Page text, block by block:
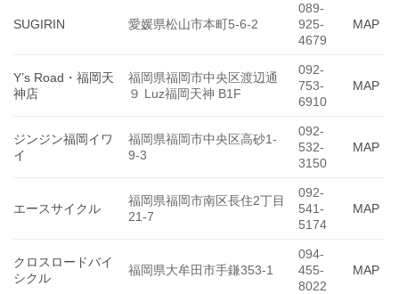
SUGIRIN 愛媛県松山市本町5-6-2
089-
925-
4679
MAP
Y’s Road・福岡天
神店
福岡県福岡市中央区渡辺通
９ Luz福岡天神 B1F
092-
753-
6910
MAP
ジンジン福岡イワ
イ
福岡県福岡市中央区高砂1-
9-3
092-
532-
3150
MAP
エースサイクル
福岡県福岡市南区長住2丁目
21-7
092-
541-
5174
MAP
クロスロードバイ
シクル
福岡県大牟田市手鎌353-1
094-
455-
8022
MAP